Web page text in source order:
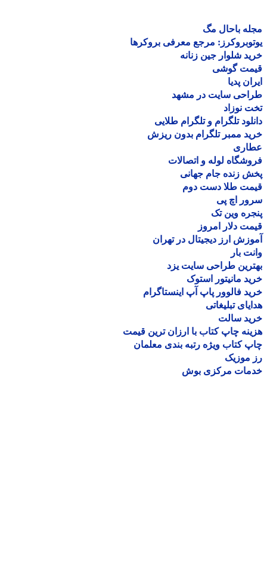
باحال مگ
مرجع معرفی بروکرها
شلوار جین زنانه
گوشی
پدیا
سایت در مشهد
نوزاد
تلگرام و تلگرام طلایی
ممبر تلگرام بدون ریزش
لوله و اتصالات
زنده جام جهانی
طلا دست دوم
اچ پی
وین تک
دلار امروز
ارز دیجیتال در تهران
بار
طراحی سایت یزد
مانیتور استوک
فالوور پاپ آپ اینستاگرام
تبلیغاتی
سالت
چاپ کتاب با ارزان ترین قیمت
کتاب ویژه رتبه بندی معلمان
موزیک
مرکزی بوش